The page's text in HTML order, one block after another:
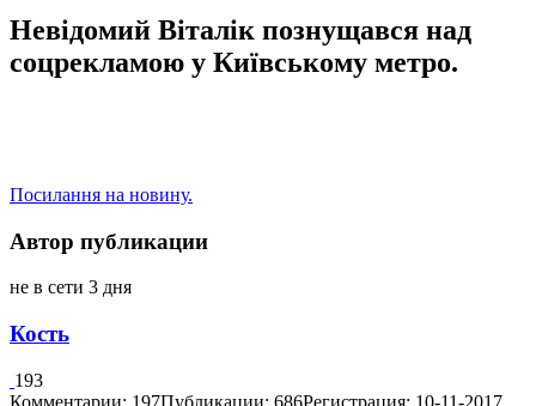
Невідомий Віталік познущався над
соцрекламою у Київському метро.
Посилання на новину.
Автор публикации
не в сети 3 дня
Кость
193
Комментарии: 197Публикации: 686Регистрация: 10-11-2017